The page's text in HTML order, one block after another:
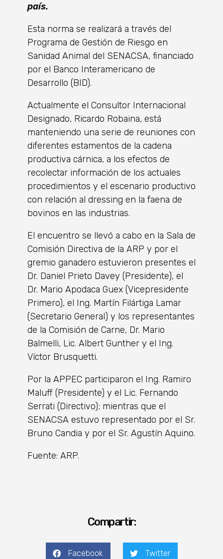
país.
Esta norma se realizará a través del
Programa de Gestión de Riesgo en
Sanidad Animal del SENACSA, financiado
por el Banco Interamericano de
Desarrollo (BID).
Actualmente el Consultor Internacional
Designado, Ricardo Robaina, está
manteniendo una serie de reuniones con
diferentes estamentos de la cadena
productiva cárnica, a los efectos de
recolectar información de los actuales
procedimientos y el escenario productivo
con relación al dressing en la faena de
bovinos en las industrias.
El encuentro se llevó a cabo en la Sala de
Comisión Directiva de la ARP y por el
gremio ganadero estuvieron presentes el
Dr. Daniel Prieto Davey (Presidente), el
Dr. Mario Apodaca Guex (Vicepresidente
Primero), el Ing. Martín Filártiga Lamar
(Secretario General) y los representantes
de la Comisión de Carne, Dr. Mario
Balmelli, Lic. Albert Gunther y el Ing.
Víctor Brusquetti.
Por la APPEC participaron el Ing. Ramiro
Maluff (Presidente) y el Lic. Fernando
Serrati (Directivo); mientras que el
SENACSA estuvo representado por el Sr.
Bruno Candia y por el Sr. Agustín Aquino.
Fuente: ARP.
Compartir:
Facebook Twitter